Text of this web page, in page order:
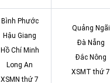
Bình Phước
Hậu Giang
Hồ Chí Minh
Long An
XSMN thứ 7
Quảng Ngãi
Đà Nẵng
Đắc Nông
XSMT thứ 7